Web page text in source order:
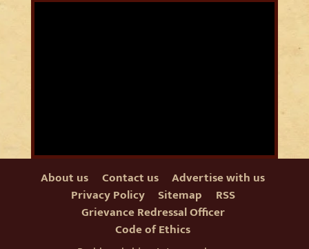
About us Contact us
Advertise with us
Privacy Policy
Sitemap
RSS
Grievance Redressal Officer
Code of Ethics